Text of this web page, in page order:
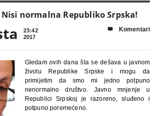
normalna Republiko Srpska!
23:42
2017
 Komentari
Gledam ovih dana šta se dešava u javnom
životu Republike Srpske i mogu da
primijetim da smo mi jedno potpuno
nenormalno društvo. Javno mnjenje u
Republici Srpskoj je razoreno, sluđeno i
potpuno poremećeno.